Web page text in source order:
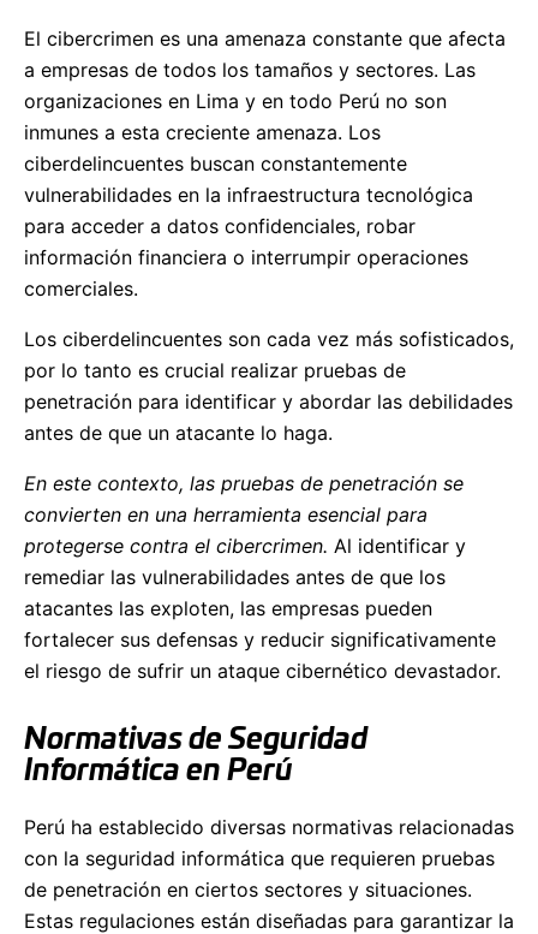
El cibercrimen es una amenaza constante que afecta
a empresas de todos los tamaños y sectores. Las
organizaciones en Lima y en todo Perú no son
inmunes a esta creciente amenaza. Los
ciberdelincuentes buscan constantemente
vulnerabilidades en la infraestructura tecnológica
para acceder a datos confidenciales, robar
información financiera o interrumpir operaciones
comerciales.
Los ciberdelincuentes son cada vez más sofisticados,
por lo tanto es crucial realizar pruebas de
penetración para identificar y abordar las debilidades
antes de que un atacante lo haga.
En este contexto, las pruebas de penetración se
convierten en una herramienta esencial para
protegerse contra el cibercrimen. Al identificar y
remediar las vulnerabilidades antes de que los
atacantes las exploten, las empresas pueden
fortalecer sus defensas y reducir significativamente
el riesgo de sufrir un ataque cibernético devastador.
Normativas de Seguridad
Informática en Perú
Perú ha establecido diversas normativas relacionadas
con la seguridad informática que requieren pruebas
de penetración en ciertos sectores y situaciones.
Estas regulaciones están diseñadas para garantizar la